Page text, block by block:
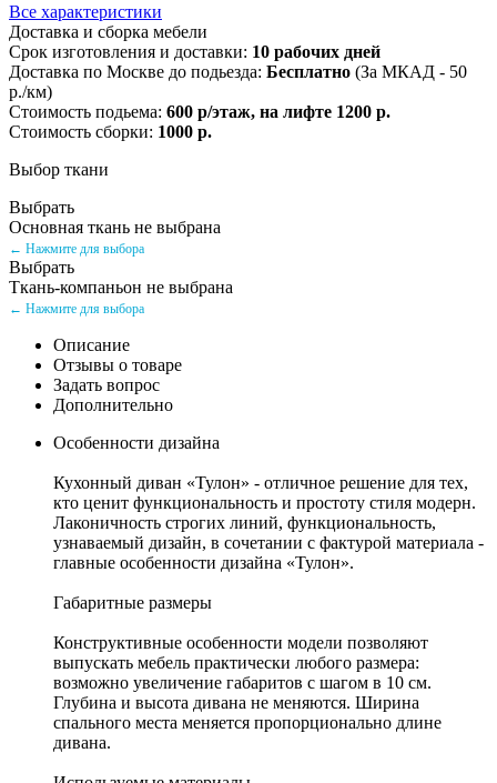
Все характеристики
Доставка и сборка мебели
Срок изготовления и доставки: 10 рабочих дней
Доставка по Москве до подьезда: Бесплатно (За МКАД - 50
р./км)
Стоимость подьема: 600 р/этаж, на лифте 1200 р.
Стоимость сборки: 1000 р.
Выбор ткани
Выбрать
Основная ткань не выбрана
← Нажмите для выбора
Выбрать
Ткань-компаньон не выбрана
← Нажмите для выбора
Описание
Отзывы о товаре
Задать вопрос
Дополнительно
Особенности дизайна
Кухонный диван «Тулон» - отличное решение для тех,
кто ценит функциональность и простоту стиля модерн.
Лаконичность строгих линий, функциональность,
узнаваемый дизайн, в сочетании с фактурой материала -
главные особенности дизайна «Тулон».
Габаритные размеры
Конструктивные особенности модели позволяют
выпускать мебель практически любого размера:
возможно увеличение габаритов с шагом в 10 см.
Глубина и высота дивана не меняются. Ширина
спального места меняется пропорционально длине
дивана.